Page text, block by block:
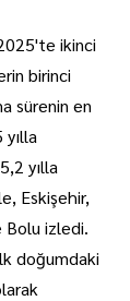
ikinci
birinci
sürenin en
yılla
Eskişehir,
Bolu izledi.
doğumdaki